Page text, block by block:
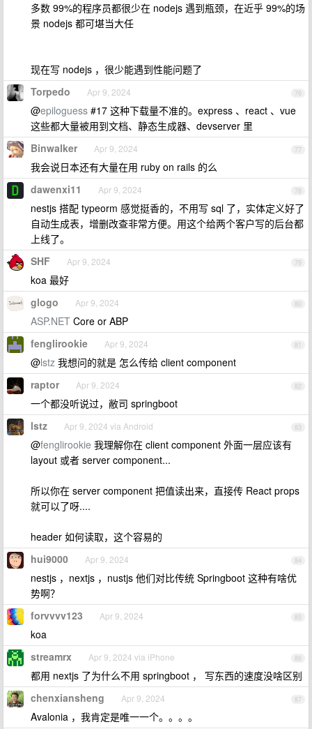
多数 99%的程序员都很少在 nodejs 遇到瓶颈，在近乎 99%的场
景 nodejs 都可堪当大任
现在写 nodejs ，很少能遇到性能问题了
76
Torpedo Apr 9, 2024
@epiloguess #17 这种下载量不准的。express 、react 、vue
这些都大量被用到文档、静态生成器、devserver 里
77
Binwalker Apr 9, 2024
我会说日本还有大量在用 ruby on rails 的么
78
dawenxi11 Apr 9, 2024
nestjs 搭配 typeorm 感觉挺香的，不用写 sql 了，实体定义好了
自动生成表，增删改查非常方便。用这个给两个客户写的后台都
上线了。
79
SHF Apr 9, 2024
koa 最好
80
glogo Apr 9, 2024
ASP.NET Core or ABP
81
fenglirookie Apr 9, 2024
@lstz 我想问的就是 怎么传给 client component
82
raptor Apr 9, 2024
一个都没听说过，敝司 springboot
83
lstz Apr 9, 2024 via Android
@fenglirookie 我理解你在 client component 外面一层应该有
layout 或者 server component...
所以你在 server component 把值读出来，直接传 React props
就可以了呀....
header 如何读取，这个容易的
84
hui9000 Apr 9, 2024
nestjs ，nextjs ，nustjs 他们对比传统 Springboot 这种有啥优
势啊？
85
forvvvv123 Apr 9, 2024
koa
86
streamrx Apr 9, 2024 via iPhone
都用 nextjs 了为什么不用 springboot ， 写东西的速度没啥区别
87
chenxiansheng Apr 9, 2024
Avalonia ，我肯定是唯一一个。。。。